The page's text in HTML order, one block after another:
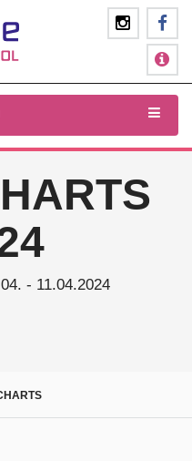
- 11.04.2024